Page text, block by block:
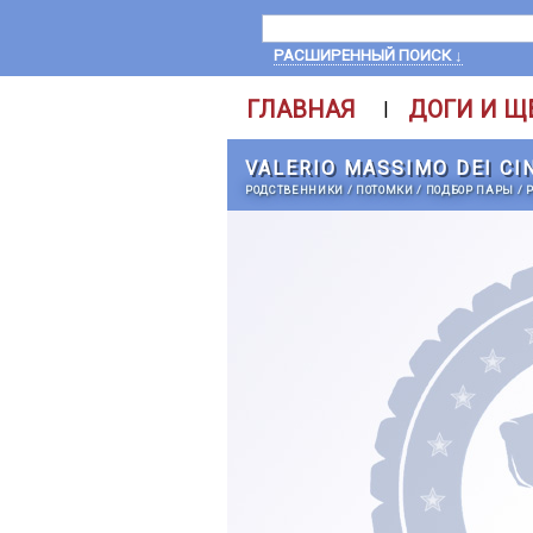
РАСШИРЕННЫЙ ПОИСК ↓
ГЛАВНАЯ | ДОГИ И
VALERIO MASSIMO DEI
РОДСТВЕННИКИ / ПОТОМКИ/ ПОДБОР ПАРЫ /